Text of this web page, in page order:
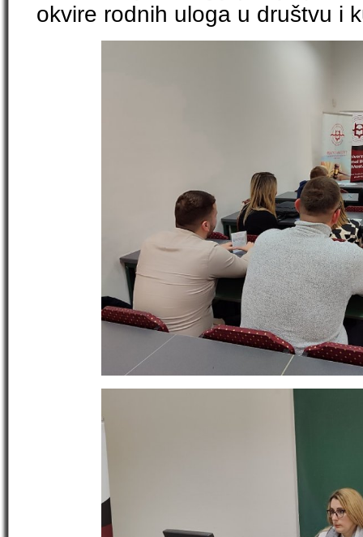
okvire rodnih uloga u društvu i